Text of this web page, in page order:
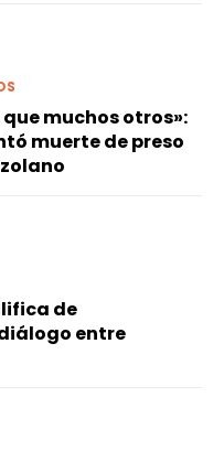
muchos otros»:
muerte de preso
de
entre